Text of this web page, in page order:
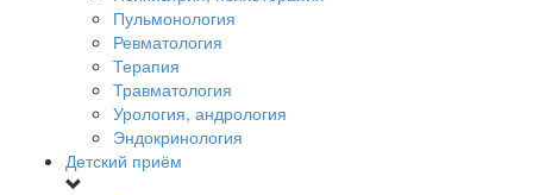
Пульмонология
Ревматология
Терапия
Травматология
Урология, андрология
Эндокринология
Детский приём